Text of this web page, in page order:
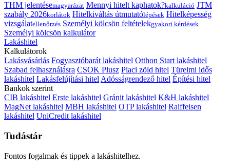
THM jelentésemagyarázat Mennyi hitelt kaphatok?kalkuláció JTM
szabály 2026korlátok Hitelkiváltás útmutatólépések Hitelképesség
vizsgálatellenőrzés Személyi kölcsön feltételekgyakori kérdések
Személyi kölcsön kalkulátor
Lakáshitel
Kalkulátorok
Lakásvásárlás Fogyasztóbarát lakáshitel Otthon Start lakáshitel
Szabad felhasználásra CSOK Plusz Piaci zöld hitel Türelmi idős
lakáshitel Lakásfelújítási hitelAdósságrendező hitel Építési hitel
Bankok szerint
CIB lakáshitel Erste lakáshitel Gránit lakáshitel K&H lakáshitel
MagNet lakáshitel MBH lakáshitel OTP lakáshitel Raiffeisen
lakáshitel UniCredit lakáshitel
Tudástár
Fontos fogalmak és tippek a lakáshitelhez.